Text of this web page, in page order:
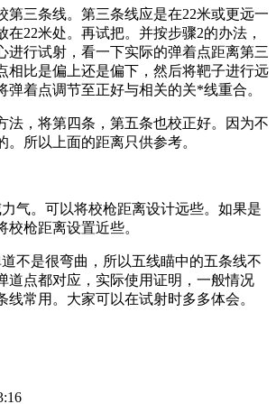
第三条线。第三条线应是在22米或更远一
在22米处。再试把。并按步骤2的办法，
进行试射，看一下实际的弹着点距离第三
相比是偏上还是偏下，然后将靶子进行远
弹着点调节至正好与相关的关*线重合。
法，将第四条，第五条也校正好。因为不
。所以上面的距离只供参考。
气。可以将校枪距离设计远些。如果是
校枪距离设置近些。
不是很弯曲，所以五线瞄中的五条线不
道点都对应，实际使用证明，一般情况
线常用。大家可以在试射时多多体会。